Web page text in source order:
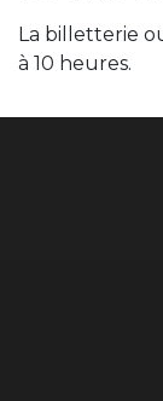
La billetterie
à 10 heures.